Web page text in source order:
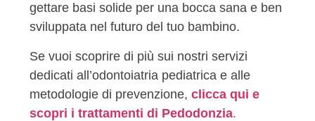
gettare basi solide per una bocca sana e ben
sviluppata nel futuro del tuo bambino.
Se vuoi scoprire di più sui nostri servizi
dedicati all’odontoiatria pediatrica e alle
metodologie di prevenzione, clicca qui e
scopri i trattamenti di Pedodonzia.